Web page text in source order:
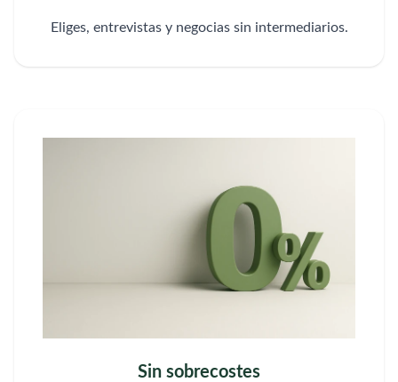
Eliges, entrevistas y negocias sin intermediarios.
Sin sobrecostes